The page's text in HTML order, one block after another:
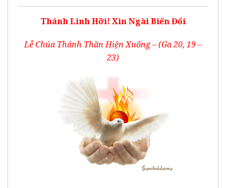
Thánh Linh Hỡi! Xin Ngài Biến Đổi
Lễ Chúa Thánh Thần Hiện Xuống – (Ga 20, 19 –
23)